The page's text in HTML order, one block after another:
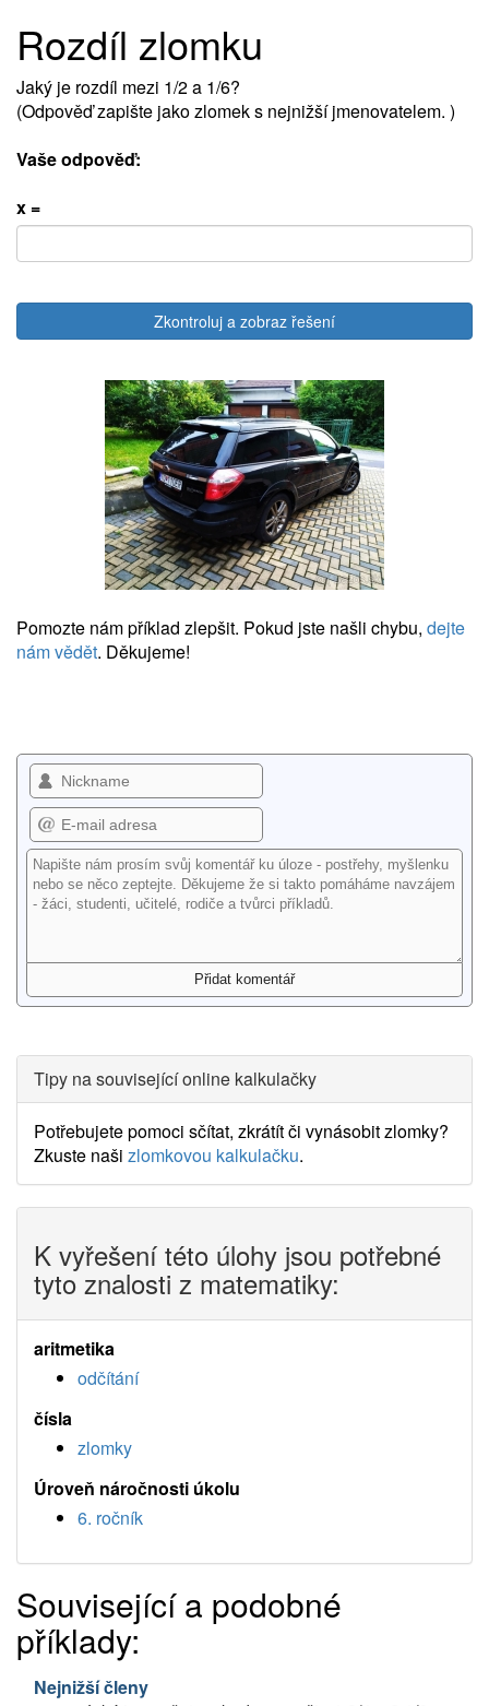
Rozdíl zlomku
Jaký je rozdíl mezi 1/2 a 1/6?
(Odpověď zapište jako zlomek s nejnižší jmenovatelem. )
Vaše odpověď:
x =
Zkontroluj a zobraz řešení
Pomozte nám příklad zlepšit. Pokud jste našli chybu, dejte
nám vědět. Děkujeme!
Tipy na související online kalkulačky
Potřebujete pomoci sčítat, zkrátít či vynásobit zlomky?
Zkuste naši zlomkovou kalkulačku.
K vyřešení této úlohy jsou potřebné
tyto znalosti z matematiky:
aritmetika
odčítání
čísla
zlomky
Úroveň náročnosti úkolu
6. ročník
Související a podobné
příklady:
Nejnižší členy